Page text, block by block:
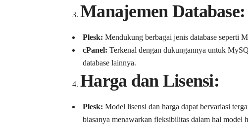
Manajemen Database:
Plesk: Mendukung berbagai jenis database seperti
cPanel: Terkenal dengan dukungannya untuk
database lainnya.
Harga dan Lisensi:
Plesk: Model lisensi dan harga dapat bervariasi
biasanya menawarkan fleksibilitas dalam hal model